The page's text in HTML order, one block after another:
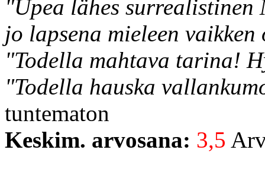
"Upea lähes
jo lapsena mieleen vaikken
"Todella mahtava tarina!
"Todella hauska
tuntematon
Keskim. arvosana: 3,5